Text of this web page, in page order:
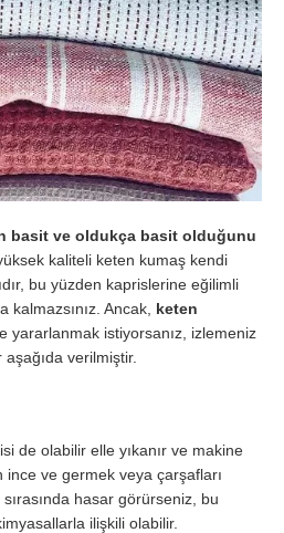
basit ve oldukça basit olduğunu
kaliteli keten kumaş kendi
bu yüzden kaprislerine eğilimli
Ancak, keten
yararlanmak istiyorsanız, izlemeniz
verilmiştir.
de olabilir elle yıkanır ve makine
ince ve germek veya çarşafları
hasar görürseniz, bu
ilişkili olabilir.